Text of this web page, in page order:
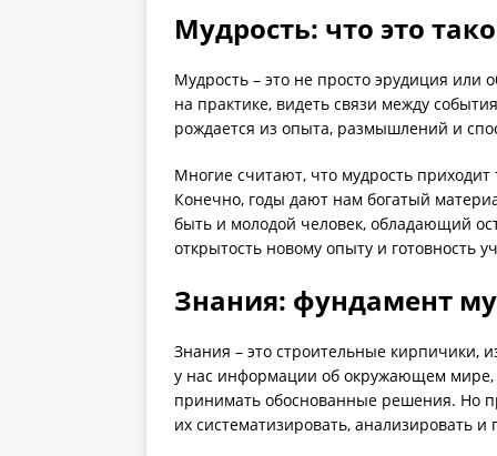
Мудрость: что это
Мудрость – это не просто эрудиция или
на практике, видеть связи между
рождается из опыта, размышлений и
Многие считают, что мудрость приходит
Конечно, годы дают нам богатый
быть и молодой человек, обладающий
открытость новому опыту и готовность
Знания: фундамент
Знания – это строительные кирпичики,
у нас информации об окружающем
принимать обоснованные решения. Но
их систематизировать, анализировать